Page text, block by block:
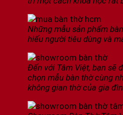
Những mẫu sản phẩm
hiếu người tiêu dùng và
Đến với Tâm Việt, bạn sẽ
chọn mẫu bàn thờ cùng
không gian thờ của gia